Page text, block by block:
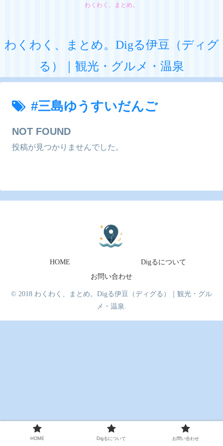
わくわく、まとめ。
わくわく、まとめ。Digる伊豆（ディグ
る）｜観光・グルメ・温泉
#三島ゆうすいだんご
NOT FOUND
投稿が見つかりませんでした。
HOME
Digるについて
お問い合わせ
© 2018 わくわく、まとめ。Digる伊豆（ディグる）｜観光・グル
メ・温泉.
HOME Digるについて お問い合わせ